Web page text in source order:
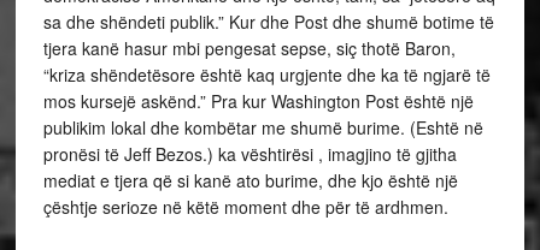
sa dhe shëndeti publik.” Kur dhe Post dhe shumë botime të
tjera kanë hasur mbi pengesat sepse, siç thotë Baron,
“kriza shëndetësore është kaq urgjente dhe ka të ngjarë të
mos kursejë askënd.” Pra kur Washington Post është një
publikim lokal dhe kombëtar me shumë burime. (Eshtë në
pronësi të Jeff Bezos.) ka vështirësi , imagjino të gjitha
mediat e tjera që si kanë ato burime, dhe kjo është një
çështje serioze në këtë moment dhe për të ardhmen.